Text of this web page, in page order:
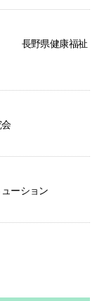
長野県健康福祉
ーション